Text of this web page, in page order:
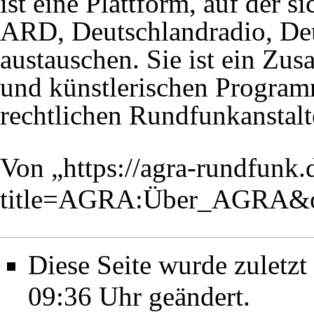
ARD, Deutschlandradio,
austauschen. Sie ist ein
und künstlerischen
rechtlichen
Von „https://agra-
Diese Seite wurde
09:36 Uhr geändert.